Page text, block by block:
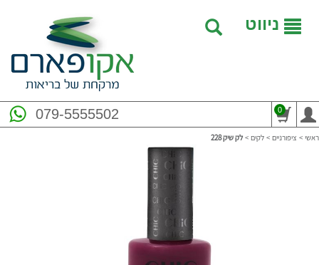
ניווט
079-5555502 0
ראשי > ציפורניים > לקים > לק שיק 228